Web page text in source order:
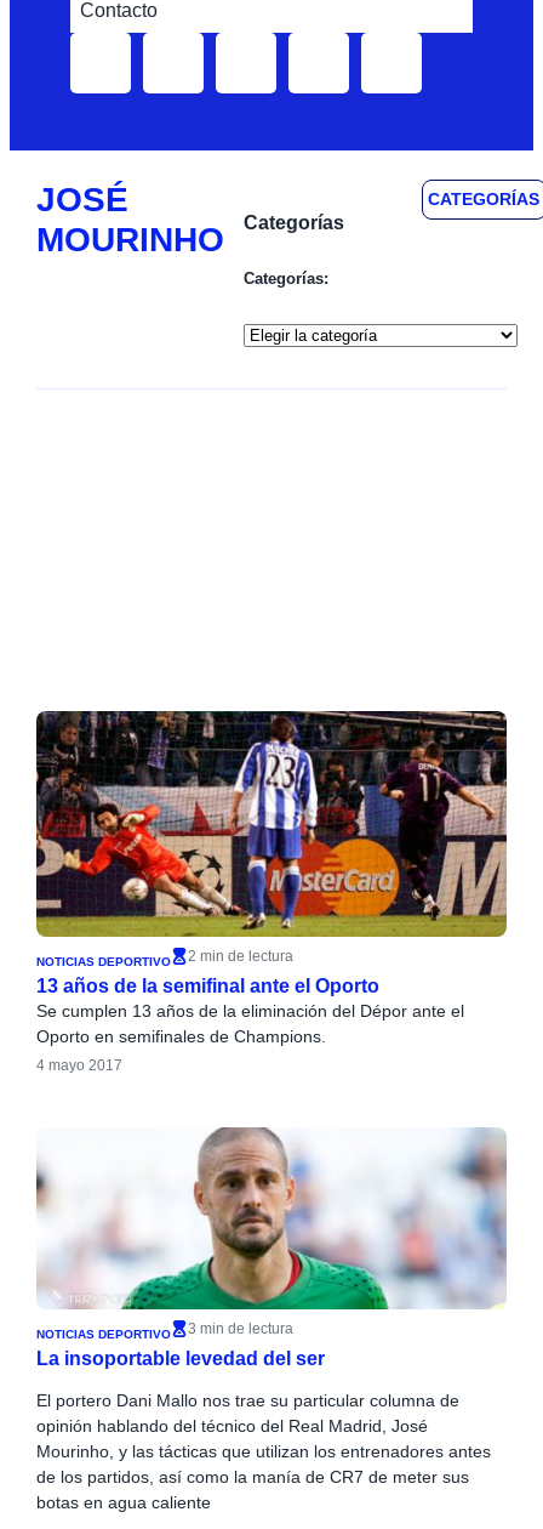
Contacto
JOSÉ
MOURINHO
Categorías
Categorías:
CATEGORÍAS
NOTICIAS DEPORTIVO 2 min de lectura
13 años de la semifinal ante el Oporto
Se cumplen 13 años de la eliminación del Dépor ante el
Oporto en semifinales de Champions.
4 mayo 2017
NOTICIAS DEPORTIVO 3 min de lectura
La insoportable levedad del ser
El portero Dani Mallo nos trae su particular columna de
opinión hablando del técnico del Real Madrid, José
Mourinho, y las tácticas que utilizan los entrenadores antes
de los partidos, así como la manía de CR7 de meter sus
botas en agua caliente